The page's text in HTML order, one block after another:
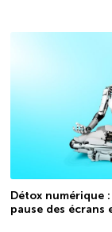
Détox numérique
pause des